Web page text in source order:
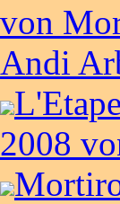
von
Andi
2008